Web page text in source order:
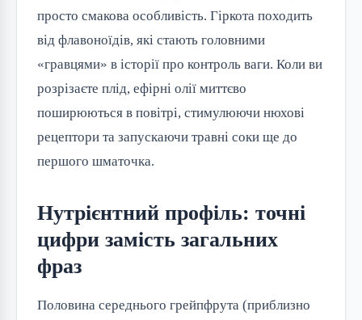
просто смакова особливість. Гіркота походить
від флавоноїдів, які стають головними
«гравцями» в історії про контроль ваги. Коли ви
розрізаєте плід, ефірні олії миттєво
поширюються в повітрі, стимулюючи нюхові
рецептори та запускаючи травні соки ще до
першого шматочка.
Нутрієнтний профіль: точні
цифри замість загальних
фраз
Половина середнього грейпфрута (приблизно